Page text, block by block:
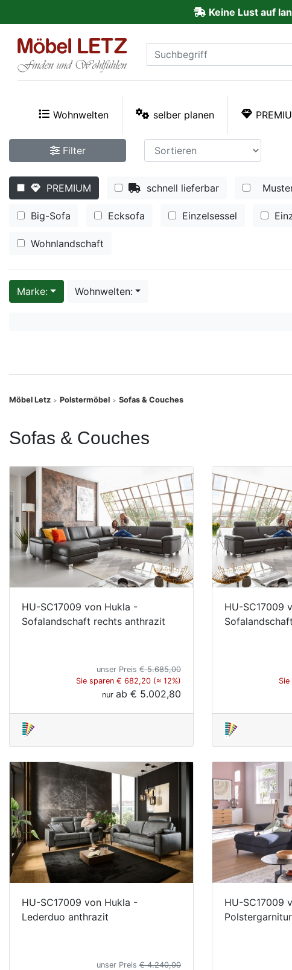
Keine Lust auf
Wohnwelten selber planen
Filter
PREMIUM schnell lieferbar
Big-Sofa Ecksofa Einzelsessel
Wohnlandschaft
Marke: Wohnwelten:
Möbel Letz > Polstermöbel > Sofas & Couches
Sofas & Couches
HU-SC17009 von Hukla -
Sofalandschaft rechts anthrazit
unser Preis € 5.685,00
Sie sparen € 682,20 (≈ 12%)
nur ab € 5.002,80
HU-SC17009
HU-SC17009 von Hukla -
Lederduo anthrazit
unser Preis € 4.240,00
HU-SC17009
Kundenmeinungen
PREMIUM
Schnell
lieferbar
SALE
Polsterplaner
Konfigurator
Deals